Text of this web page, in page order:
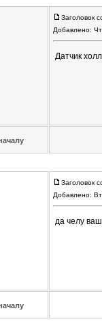
Заголовок
Добавлено:
Датчик
Заголовок
Добавлено:
да челу